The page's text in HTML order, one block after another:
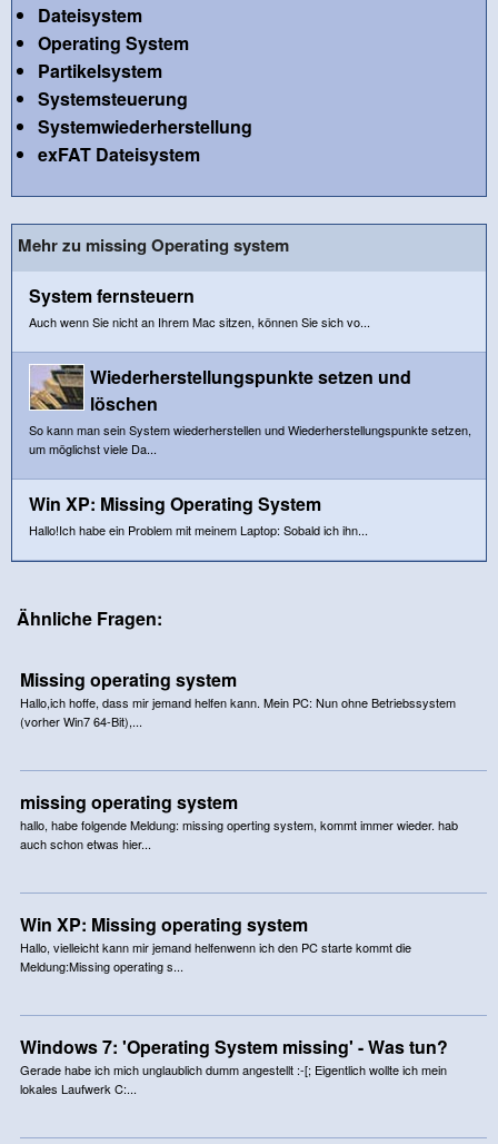
Dateisystem
Operating System
Partikelsystem
Systemsteuerung
Systemwiederherstellung
exFAT Dateisystem
Mehr zu missing Operating system
System fernsteuern
Auch wenn Sie nicht an Ihrem Mac sitzen, können Sie sich vo...
Wiederherstellungspunkte setzen und
löschen
So kann man sein System wiederherstellen und Wiederherstellungspunkte setzen,
um möglichst viele Da...
Win XP: Missing Operating System
Hallo!Ich habe ein Problem mit meinem Laptop: Sobald ich ihn...
Ähnliche Fragen:
Missing operating system
Hallo,ich hoffe, dass mir jemand helfen kann. Mein PC: Nun ohne Betriebssystem
(vorher Win7 64-Bit),...
missing operating system
hallo, habe folgende Meldung: missing operting system, kommt immer wieder. hab
auch schon etwas hier...
Win XP: Missing operating system
Hallo, vielleicht kann mir jemand helfenwenn ich den PC starte kommt die
Meldung:Missing operating s...
Windows 7: 'Operating System missing' - Was tun?
Gerade habe ich mich unglaublich dumm angestellt :-[; Eigentlich wollte ich mein
lokales Laufwerk C:...